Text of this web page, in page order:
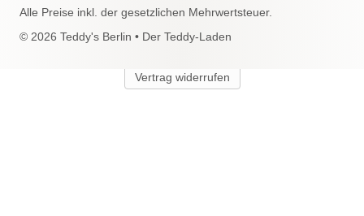
© 2026 Teddy's Berlin • Der Teddy-Laden
Alle Preise inkl. der gesetzlichen Mehrwertsteuer.
Vertrag widerrufen